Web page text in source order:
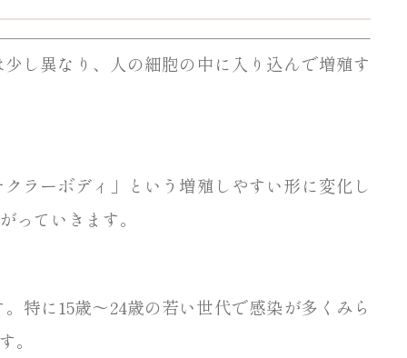
し異なり、人の細胞の中に入り込んで増殖す
ラーボディ」という増殖しやすい形に変化し
っていきます。
特に15歳〜24歳の若い世代で感染が多くみら
。